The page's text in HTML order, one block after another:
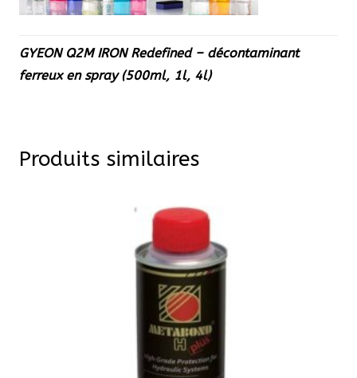
GYEON Q2M IRON Redefined – décontaminant
ferreux en spray (500ml, 1l, 4l)
Produits similaires